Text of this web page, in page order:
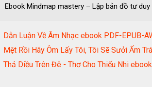
Ebook Mindmap mastery – Lập bản đồ tư
Dẫn Luận Về Âm Nhạc ebook PDF-EPUB-
Mệt Rồi Hãy Ôm Lấy Tôi, Tôi Sẽ Sưởi Ấm
Thả Diều Trên Đê - Thơ Cho Thiếu Nhi